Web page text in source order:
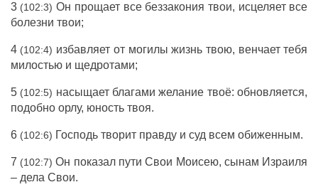
3 (102:3) Он прощает все беззакония твои, исцеляет все
болезни твои;
4 (102:4) избавляет от могилы жизнь твою, венчает тебя
милостью и щедротами;
5 (102:5) насыщает благами желание твоё: обновляется,
подобно орлу, юность твоя.
6 (102:6) Господь творит правду и суд всем обиженным.
7 (102:7) Он показал пути Свои Моисею, сынам Израиля
– дела Свои.